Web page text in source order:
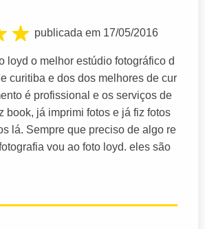
publicada em 17/05/2016
loyd o melhor estúdio fotográfico d
curitiba e dos dos melhores de cur
é profissional e os serviços de
book, já imprimi fotos e já fiz fotos
lá. Sempre que preciso de algo re
vou ao foto loyd. eles são